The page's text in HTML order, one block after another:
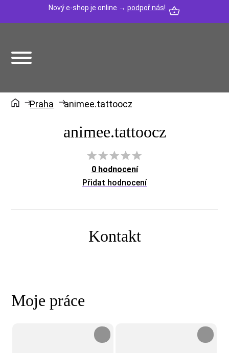
Nový e-shop je online → podpoř nás!
Praha animee.tattoocz
animee.tattoocz
0 hodnocení
Přidat hodnocení
Kontakt
Moje práce